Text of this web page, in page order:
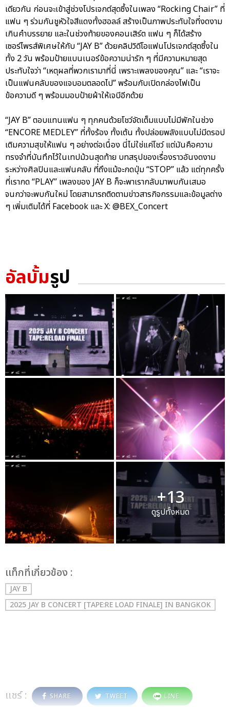
เดียวกัน ก่อนจะเข้าสู่ช่วงโปรเจกต์สุดซึ้งในเพลง “Rocking Chair” ที่
แฟน ๆ ร่วมกันชูหัวใจสีแดงทั้งฮอลล์ สร้างเป็นภาพประทับใจที่งดงาม
เกินคำบรรยาย และในช่วงท้ายของคอนเสิร์ต แฟน ๆ ก็ได้สร้าง
เซอร์ไพรส์พิเศษให้กับ “JAY B” ด้วยคลิปวิดีโอแฟนโปรเจกต์สุดซึ้งใน
ทั้ง 2 วัน พร้อมป้ายแบนเนอร์ข้อความน่ารัก ๆ ที่มีความหมายสุด
ประทับใจว่า “เหตุผลที่พวกเรามาที่นี่ เพราะเพลงของคุณ” และ “เราจะ
เป็นแฟนคลับของแจบอมตลอดไป” พร้อมกับเปิดกล่องไฟเป็น
ข้อความดี ๆ พร้อมมอบป้ายผ้าให้เจบีอีกด้วย
“JAY B” ตอบแทนแฟน ๆ ทุกคนด้วยโชว์จัดเต็มแบบไม่มีพักในช่วง
“ENCORE MEDLEY” ที่ทั้งร้อง ทั้งเต้น ทั้งปล่อยพลังแบบไม่มีดรอป
เติมความสุขให้แฟน ๆ อย่างต่อเนื่อง นี่ไม่ใช่แค่โชว์ แต่มันคือความ
ทรงจำที่บันทึกไว้ในเทปม้วนสุดท้าย บทสรุปของเรื่องราวอันงดงาม
ระหว่างศิลปินและแฟนคลับ ที่ถึงแม้จะกดปุ่ม “STOP” แล้ว แต่ทุกครั้ง
ที่เรากด “PLAY” เพลงของ JAY B ก็จะพาเรากลับมาพบกันเสมอ
จนกว่าจะพบกันใหม่ โดยสามารถติดตามข่าวสารกิจกรรมและข้อมูลต่าง
ๆ เพิ่มเติมได้ที่ Facebook และ X: @BEX_Concert
อัลบั้มรูป
+13
ดูรูปทั้งหมด
เเท็กที่เกี่ยวข้อง :
JAY B
2025 JAY B CONCERT [TAPE:RE LOAD FINALE] IN BANGKOK
แชร์ : SHARE TWEET LINE